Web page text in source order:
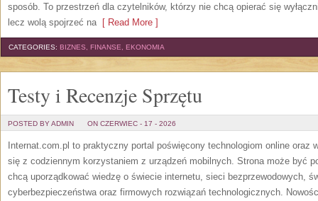
sposób. To przestrzeń dla czytelników, którzy nie chcą opierać się
lecz wolą spojrzeć na[ Read More ]
CATEGORIES: BIZNES, FINANSE, EKONOMIA
Testy i Recenzje Sprzętu
POSTED BY ADMIN ON CZERWIEC - 17 - 2026
Internat.com.pl to praktyczny portal poświęcony technologiom online oraz
się z codziennym korzystaniem z urządzeń mobilnych. Strona może być
chcą uporządkować wiedzę o świecie internetu, sieci bezprzewodowych,
cyberbezpieczeństwa oraz firmowych rozwiązań technologicznych.